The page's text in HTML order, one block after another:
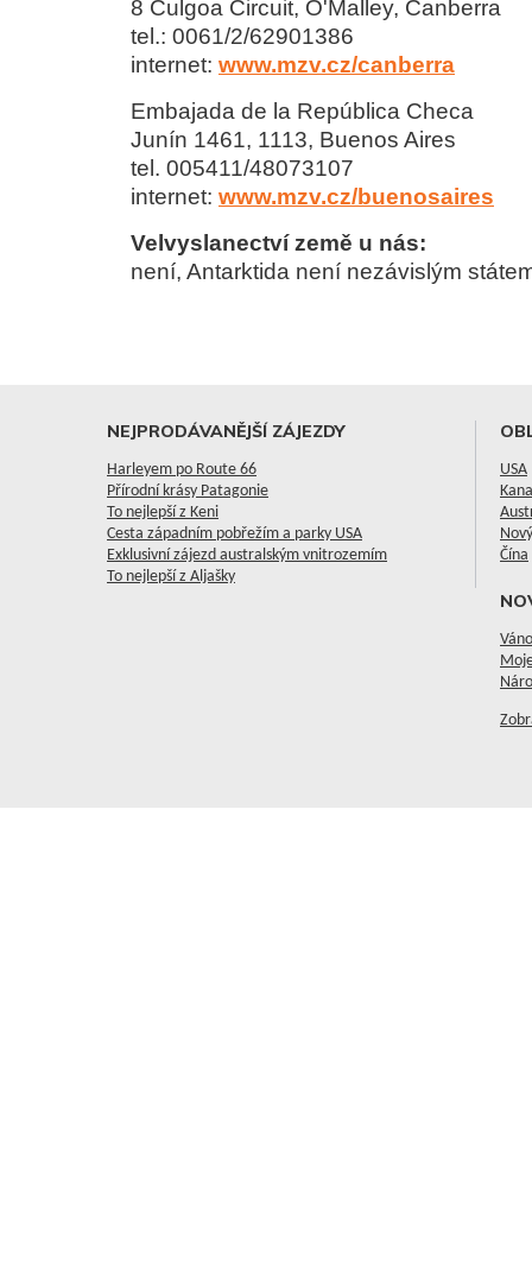
8 Culgoa Circuit, O'Malley, Canberra
tel.: 0061/2/62901386
internet: www.mzv.cz/canberra
Embajada de la República Checa
Junín 1461, 1113, Buenos Aires
tel. 005411/48073107
internet: www.mzv.cz/buenosaires
Velvyslanectví země u nás:
není, Antarktida není nezávislým
NEJPRODÁVANĚJŠÍ ZÁJEZDY
Harleyem po Route 66
Přírodní krásy Patagonie
To nejlepší z Keni
Cesta západním pobřežím a parky USA
Exklusivní zájezd australským vnitrozemím
To nejlepší z Aljašky
USA
Čína